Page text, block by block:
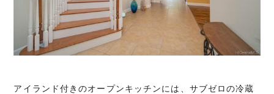
アイランド付きのオープンキッチンには、サブゼロの冷蔵